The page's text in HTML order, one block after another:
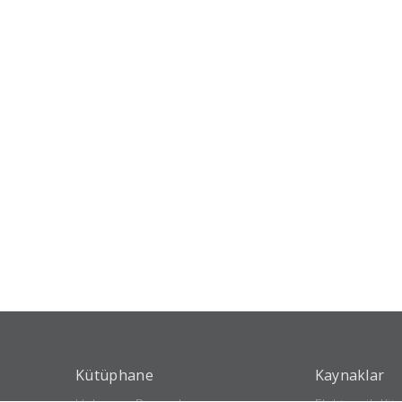
Kütüphane Kaynaklar